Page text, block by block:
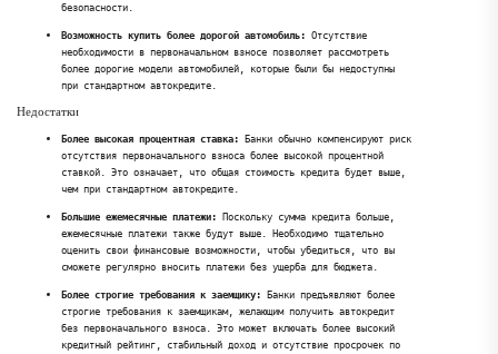
безопасности.
Возможность купить более дорогой автомобиль: Отсутствие
необходимости в первоначальном взносе позволяет рассмотреть
более дорогие модели автомобилей, которые были бы недоступны
при стандартном автокредите.
Недостатки
Более высокая процентная ставка: Банки обычно компенсируют риск
отсутствия первоначального взноса более высокой процентной
ставкой. Это означает, что общая стоимость кредита будет выше,
чем при стандартном автокредите.
Большие ежемесячные платежи: Поскольку сумма кредита больше,
ежемесячные платежи также будут выше. Необходимо тщательно
оценить свои финансовые возможности, чтобы убедиться, что вы
сможете регулярно вносить платежи без ущерба для бюджета.
Более строгие требования к заемщику: Банки предъявляют более
строгие требования к заемщикам, желающим получить автокредит
без первоначального взноса. Это может включать более высокий
кредитный рейтинг, стабильный доход и отсутствие просрочек по